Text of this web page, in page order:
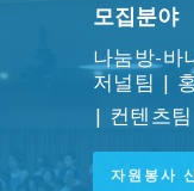
모집분야
나눔방-바
저널팀 |
| 컨텐츠팀
자원봉사